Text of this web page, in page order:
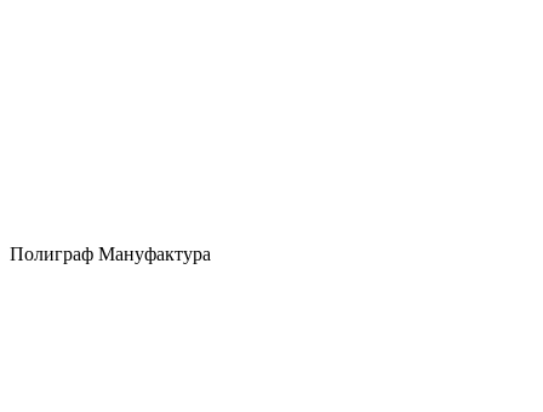
Полиграф Мануфактура